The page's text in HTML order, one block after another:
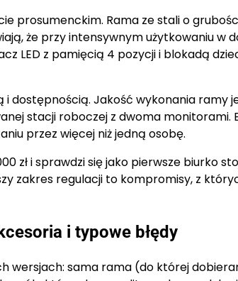
prosumenckim. Rama ze stali o
że przy intensywnym użytkowaniu w
LED z pamięcią 4 pozycji i blokadą
dostępnością. Jakość wykonania ramy
stacji roboczej z dwoma monitorami.
przez więcej niż jedną osobę.
zł i sprawdzi się jako pierwsze biurko
zakres regulacji to kompromisy, z
i typowe błędy
wersjach: sama rama (do której